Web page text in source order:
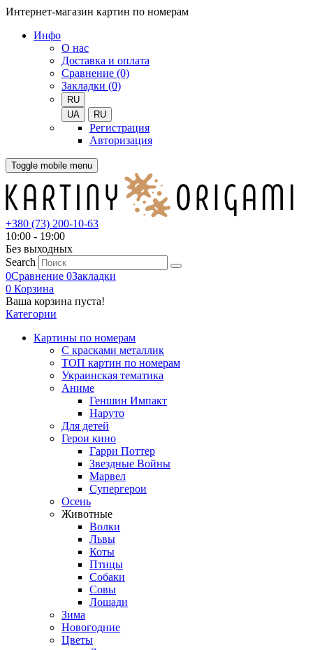
Интернет-магазин картин по номерам
Инфо
О нас
Доставка и оплата
Сравнение (0)
Закладки (0)
RU
UA
RU
Регистрация
Авторизация
Toggle mobile menu
+380 (73) 200-10-63
10:00 - 19:00
Без выходных
Search
0Сравнение 0Закладки
0 Корзина
Ваша корзина пуста!
Категории
Картины по номерам
С красками металлик
ТОП картин по номерам
Украинская тематика
Аниме
Геншин Импакт
Наруто
Для детей
Герои кино
Гарри Поттер
Звездные Войны
Марвел
Супергерои
Осень
Животные
Волки
Львы
Коты
Птицы
Собаки
Совы
Лошади
Зима
Новогодние
Цветы